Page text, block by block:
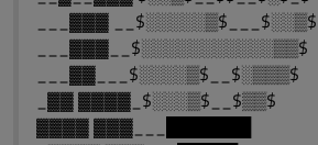
___▓▓▓ __$░░░░░▒$___$░░▒$
___▓▓▓__$░░░░░░░░░░░▒▒$
___▓▓___$░░░░▒$__$░▒▒▒$
_▓▓ ▓▓▓▓_$░░░▒$__$▒▒$
▓▓▓▓ ▓▓▓___███████